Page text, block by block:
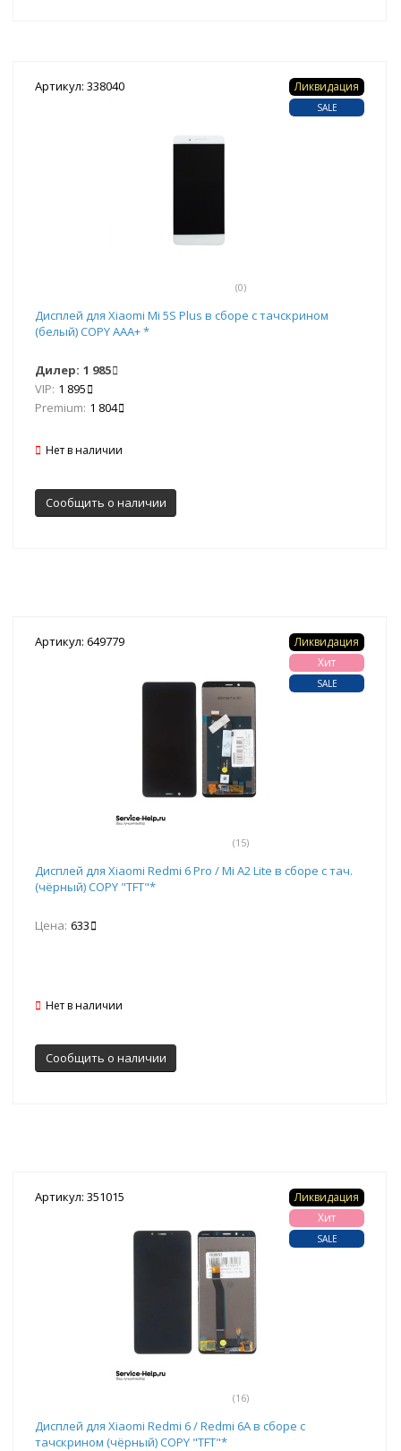
Артикул: 338040
(0)
Ликвидация
SALE
Дисплей для Xiaomi Mi 5S Plus в сборе с тачскрином
(белый) COPY AAA+ *
Дилер: 1 985
VIP: 1 895
Premium: 1 804
Нет в наличии
Сообщить о наличии
Артикул: 649779
(15)
Ликвидация
Хит
SALE
Дисплей для Xiaomi Redmi 6 Pro / Mi A2 Lite в сборе с тач.
(чёрный) COPY "TFT"*
Цена: 633
Нет в наличии
Сообщить о наличии
Артикул: 351015
(16)
Ликвидация
Хит
SALE
Дисплей для Xiaomi Redmi 6 / Redmi 6A в сборе с
тачскрином (чёрный) COPY "TFT"*